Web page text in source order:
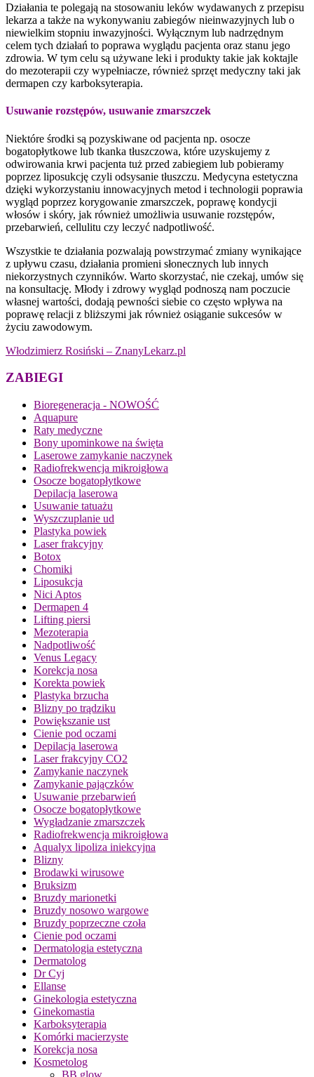
Działania te polegają na stosowaniu leków wydawanych z przepisu
lekarza a także na wykonywaniu zabiegów nieinwazyjnych lub o
niewielkim stopniu inwazyjności. Wyłącznym lub nadrzędnym
celem tych działań to poprawa wyglądu pacjenta oraz stanu jego
zdrowia. W tym celu są używane leki i produkty takie jak koktajle
do mezoterapii czy wypełniacze, również sprzęt medyczny taki jak
dermapen czy karboksyterapia.
Usuwanie rozstępów, usuwanie zmarszczek
Niektóre środki są pozyskiwane od pacjenta np. osocze
bogatopłytkowe lub tkanka tłuszczowa, które uzyskujemy z
odwirowania krwi pacjenta tuż przed zabiegiem lub pobieramy
poprzez liposukcję czyli odsysanie tłuszczu. Medycyna estetyczna
dzięki wykorzystaniu innowacyjnych metod i technologii poprawia
wygląd poprzez korygowanie zmarszczek, poprawę kondycji
włosów i skóry, jak również umożliwia usuwanie rozstępów,
przebarwień, cellulitu czy leczyć nadpotliwość.
Wszystkie te działania pozwalają powstrzymać zmiany wynikające
z upływu czasu, działania promieni słonecznych lub innych
niekorzystnych czynników. Warto skorzystać, nie czekaj, umów się
na konsultację. Młody i zdrowy wygląd podnoszą nam poczucie
własnej wartości, dodają pewności siebie co często wpływa na
poprawę relacji z bliższymi jak również osiąganie sukcesów w
życiu zawodowym.
Włodzimierz Rosiński – ZnanyLekarz.pl
ZABIEGI
Bioregeneracja - NOWOŚĆ
Aquapure
Raty medyczne
Bony upominkowe na święta
Laserowe zamykanie naczynek
Radiofrekwencja mikroigłowa
Osocze bogatopłytkowe
Depilacja laserowa
Usuwanie tatuażu
Wyszczuplanie ud
Plastyka powiek
Laser frakcyjny
Botox
Chomiki
Liposukcja
Nici Aptos
Dermapen 4
Lifting piersi
Mezoterapia
Nadpotliwość
Venus Legacy
Korekcja nosa
Korekta powiek
Plastyka brzucha
Blizny po trądziku
Powiększanie ust
Cienie pod oczami
Depilacja laserowa
Laser frakcyjny CO2
Zamykanie naczynek
Zamykanie pajączków
Usuwanie przebarwień
Osocze bogatopłytkowe
Wygładzanie zmarszczek
Radiofrekwencja mikroigłowa
Aqualyx lipoliza iniekcyjna
Blizny
Brodawki wirusowe
Bruksizm
Bruzdy marionetki
Bruzdy nosowo wargowe
Bruzdy poprzeczne czoła
Cienie pod oczami
Dermatologia estetyczna
Dermatolog
Dr Cyj
Ellanse
Ginekologia estetyczna
Ginekomastia
Karboksyterapia
Komórki macierzyste
Korekcja nosa
Kosmetolog
BB glow